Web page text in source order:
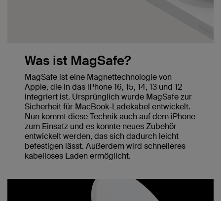
Was ist MagSafe?
MagSafe ist eine Magnettechnologie von
Apple, die in das iPhone 16, 15, 14, 13 und 12
integriert ist. Ursprünglich wurde MagSafe zur
Sicherheit für MacBook-Ladekabel entwickelt.
Nun kommt diese Technik auch auf dem iPhone
zum Einsatz und es konnte neues Zubehör
entwickelt werden, das sich dadurch leicht
befestigen lässt. Außerdem wird schnelleres
kabelloses Laden ermöglicht.